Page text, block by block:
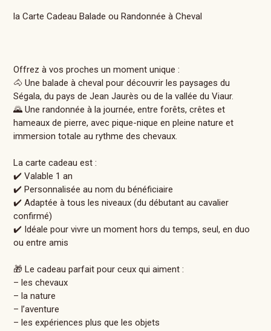
la Carte Cadeau Balade ou Randonnée à Cheval
Offrez à vos proches un moment unique :
🐴 Une balade à cheval pour découvrir les paysages du
Ségala, du pays de Jean Jaurès ou de la vallée du Viaur.
🌄 Une randonnée à la journée, entre forêts, crêtes et
hameaux de pierre, avec pique-nique en pleine nature et
immersion totale au rythme des chevaux.
La carte cadeau est :
✔️ Valable 1 an
✔️ Personnalisée au nom du bénéficiaire
✔️ Adaptée à tous les niveaux (du débutant au cavalier
confirmé)
✔️ Idéale pour vivre un moment hors du temps, seul, en duo
ou entre amis
🎁 Le cadeau parfait pour ceux qui aiment :
– les chevaux
– la nature
– l’aventure
– les expériences plus que les objets